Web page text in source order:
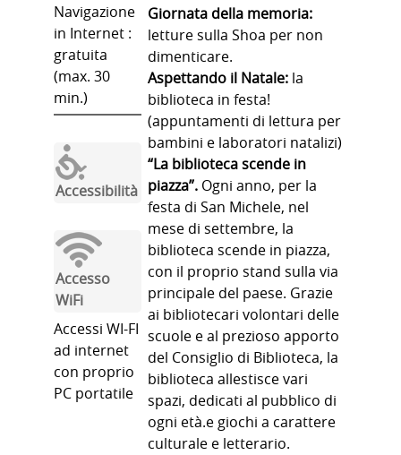
Navigazione
in Internet :
gratuita
(max. 30
min.)
Accessibilità
Accesso
WiFi
Accessi WI-FI
ad internet
con proprio
PC portatile
Giornata della memoria:
letture sulla Shoa per non
dimenticare.
Aspettando il Natale:la
biblioteca in festa!
(appuntamenti di lettura per
bambini e laboratori natalizi)
“La biblioteca scende in
piazza”.Ogni anno, per la
festa di San Michele, nel
mese di settembre, la
biblioteca scende in piazza,
con il proprio stand sulla via
principale del paese. Grazie
ai bibliotecari volontari delle
scuole e al prezioso apporto
del Consiglio di Biblioteca, la
biblioteca allestisce vari
spazi, dedicati al pubblico di
ogni età.e giochi a carattere
culturale e letterario.